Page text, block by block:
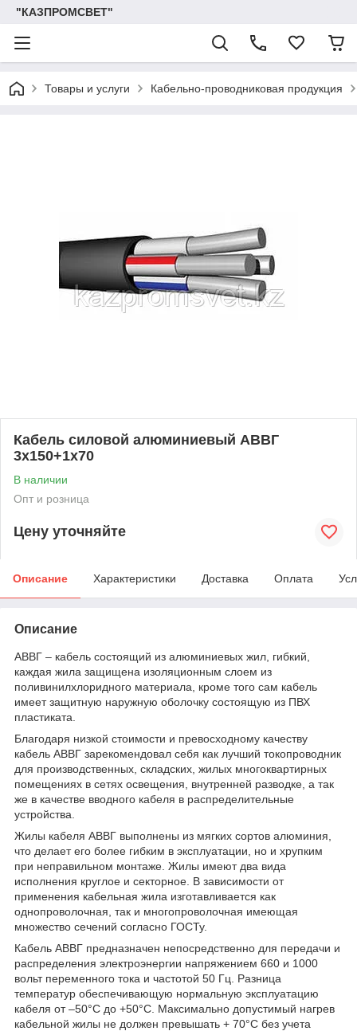
"КАЗПРОМСВЕТ"
Товары и услуги Кабельно-проводниковая продукция
Кабель силовой алюминиевый АВВГ
3х150+1х70
В наличии
Опт и розница
Цену уточняйте
Описание Характеристики Доставка Оплата
Описание
АВВГ – кабель состоящий из алюминиевых жил, гибкий,
каждая жила защищена изоляционным слоем из
поливинилхлоридного материала, кроме того сам кабель
имеет защитную наружную оболочку состоящую из ПВХ
пластиката.
Благодаря низкой стоимости и превосходному качеству
кабель АВВГ зарекомендовал себя как лучший токопроводник
для производственных, складских, жилых многоквартирных
помещениях в сетях освещения, внутренней разводке, а так
же в качестве вводного кабеля в распределительные
устройства.
Жилы кабеля АВВГ выполнены из мягких сортов алюминия,
что делает его более гибким в эксплуатации, но и хрупким
при неправильном монтаже. Жилы имеют два вида
исполнения круглое и секторное. В зависимости от
применения кабельная жила изготавливается как
однопроволочная, так и многопроволочная имеющая
множество сечений согласно ГОСТу.
Кабель АВВГ предназначен непосредственно для передачи и
распределения электроэнергии напряжением 660 и 1000
вольт переменного тока и частотой 50 Гц. Разница
температур обеспечивающую нормальную эксплуатацию
кабеля от –50°С до +50°С. Максимально допустимый нагрев
кабельной жилы не должен превышать + 70°С без учета